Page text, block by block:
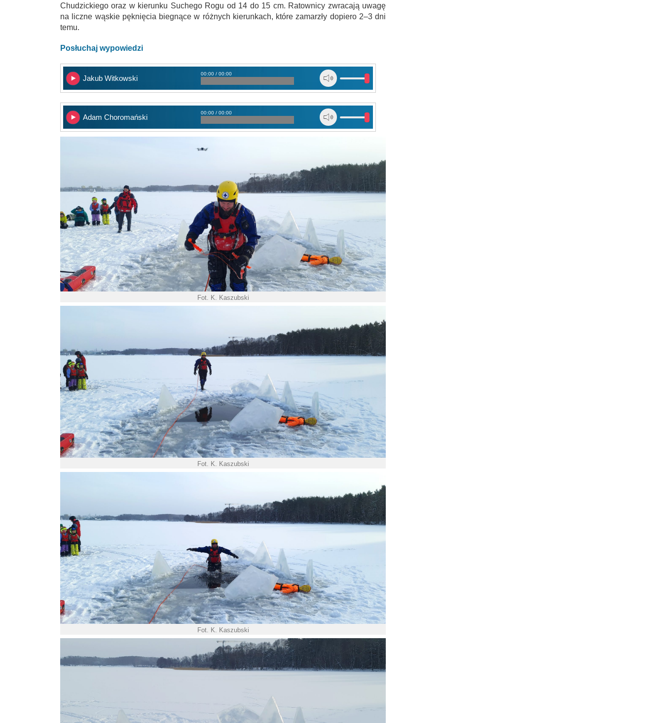
Chudzickiego oraz w kierunku Suchego Rogu od 14 do 15 cm. Ratownicy zwracają uwagę
na liczne wąskie pęknięcia biegnące w różnych kierunkach, które zamarzły dopiero 2–3 dni
temu.
Posłuchaj wypowiedzi
Jakub Witkowski
00:00 / 00:00
Adam Choromański
00:00 / 00:00
Fot. K. Kaszubski
Fot. K. Kaszubski
Fot. K. Kaszubski